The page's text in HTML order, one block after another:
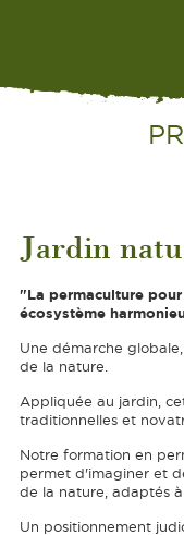
Jardin
"La permaculture
écosystème
Une démarche
de la nature.
Appliquée au jardin,
traditionnelles et
Notre formation en
permet d'imaginer et
de la nature, adaptés
Un positionnement